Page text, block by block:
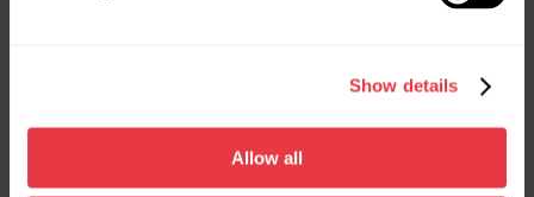
Show details
Allow all
Subskrybuj